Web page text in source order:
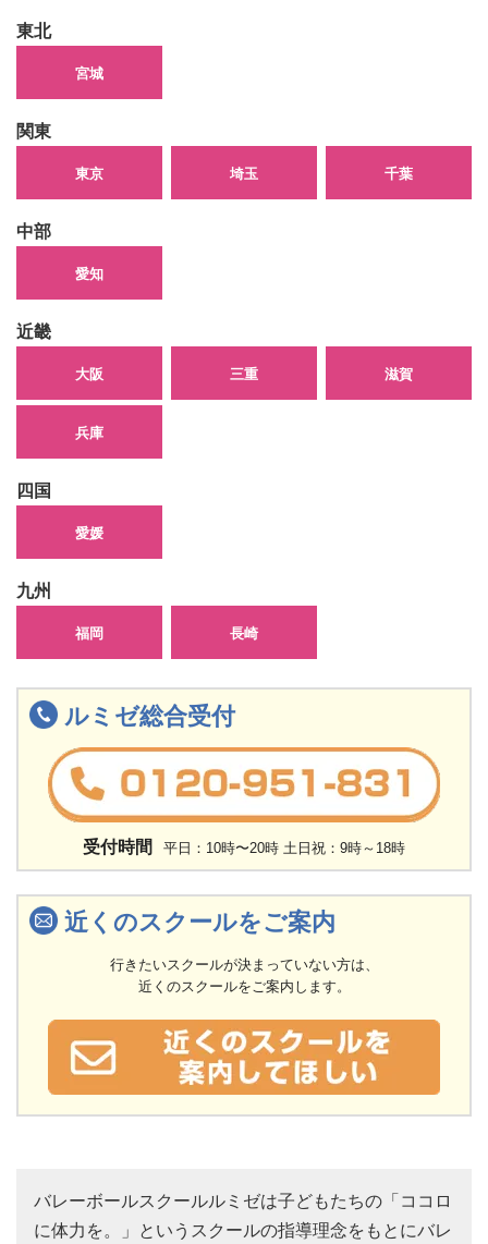
東北
宮城
関東
東京 埼玉 千葉
中部
愛知
近畿
大阪 三重 滋賀
兵庫
四国
愛媛
九州
福岡 長崎
ルミゼ総合受付
受付時間 平日：10時〜20時 土日祝：9時～18時
近くのスクールをご案内
行きたいスクールが決まっていない方は、
近くのスクールをご案内します。
バレーボールスクールルミゼは子どもたちの「ココロ
に体力を。」というスクールの指導理念をもとにバレ